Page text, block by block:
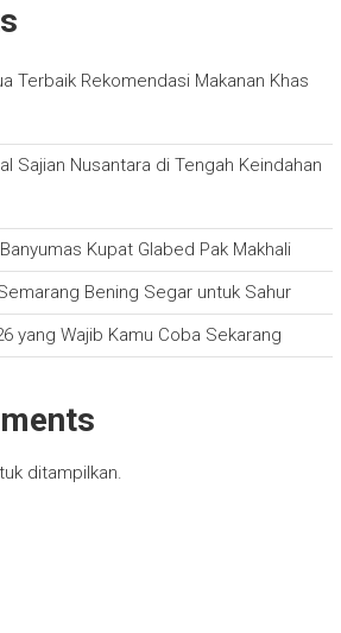
Terbaik Rekomendasi Makanan Khas
Sajian Nusantara di Tengah Keindahan
Kupat Glabed Pak Makhali
Bening Segar untuk Sahur
yang Wajib Kamu Coba Sekarang
ditampilkan.